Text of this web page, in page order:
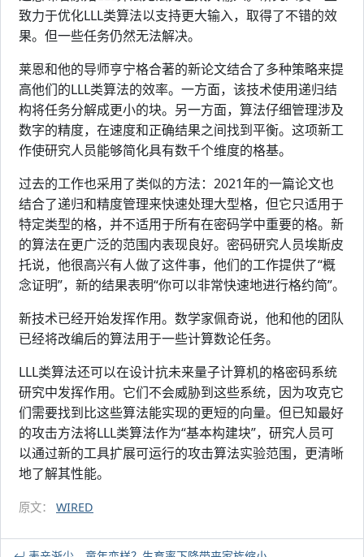
致力于优化LLL类算法以支持更大输入，取得了不错的效
果。但一些任务仍然无法解决。
莱恩和他的导师亨宁格合著的新论文结合了多种策略来提
高他们的LLL类算法的效率。一方面，该技术使用递归结
构将任务分解成更小的块。另一方面，算法仔细管理涉及
数字的精度，在速度和正确结果之间找到平衡。这项新工
作使研究人员能够简化具有数千个维度的格基。
过去的工作也采用了类似的方法：2021年的一篇论文也
结合了递归和精度管理来快速处理大型格，但它只适用于
特定类型的格，并不适用于所有在密码学中重要的格。新
的算法在更广泛的范围内表现良好。密码研究人员埃斯皮
托说，他很高兴有人做了这件事，他们的工作提供了“概
念证明”，新的结果表明“你可以非常快速地进行格约简”。
新技术已经开始发挥作用。数学家佩奇说，他和他的团队
已经将改编后的算法用于一些计算数论任务。
LLL类算法还可以在设计抗未来量子计算机的格密码系统
研究中发挥作用。它们不会威胁到这些系统，因为攻克它
们需要找到比这些算法能实现的更短的向量。但已知最好
的攻击方法将LLL类算法作为“基本构建块”，研究人员可
以通过新的工具扩展可运行的攻击算法实验范围，更清晰
地了解其性能。
原文： WIRED